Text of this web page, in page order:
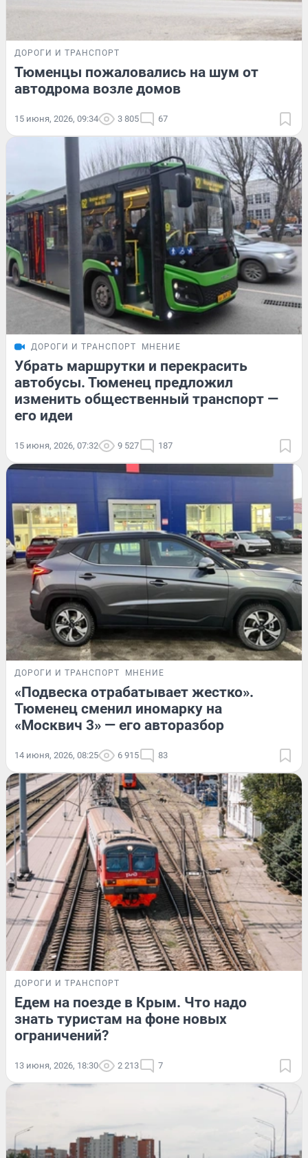
ДОРОГИ И ТРАНСПОРТ
Тюменцы пожаловались на шум от
автодрома возле домов
15 июня, 2026, 09:34 3 805 67
ДОРОГИ И ТРАНСПОРТ МНЕНИЕ
Убрать маршрутки и перекрасить
автобусы. Тюменец предложил
изменить общественный транспорт —
его идеи
15 июня, 2026, 07:32 9 527 187
ДОРОГИ И ТРАНСПОРТ МНЕНИЕ
«Подвеска отрабатывает жестко».
Тюменец сменил иномарку на
«Москвич 3» — его авторазбор
14 июня, 2026, 08:25 6 915 83
ДОРОГИ И ТРАНСПОРТ
Едем на поезде в Крым. Что надо
знать туристам на фоне новых
ограничений?
13 июня, 2026, 18:30 2 213 7